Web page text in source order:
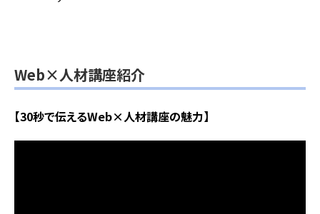
Web×人材講座紹介
【30秒で伝えるWeb×人材講座の魅力】